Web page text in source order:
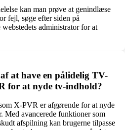
kan man prøve at genindlæse
fejl, søge efter siden på
administrator for at
at have en pålidelig TV-
for at nyde tv-indhold?
X-PVR er afgørende for at nyde
Med avancerede funktioner som
afspilning kan brugerne tilpasse